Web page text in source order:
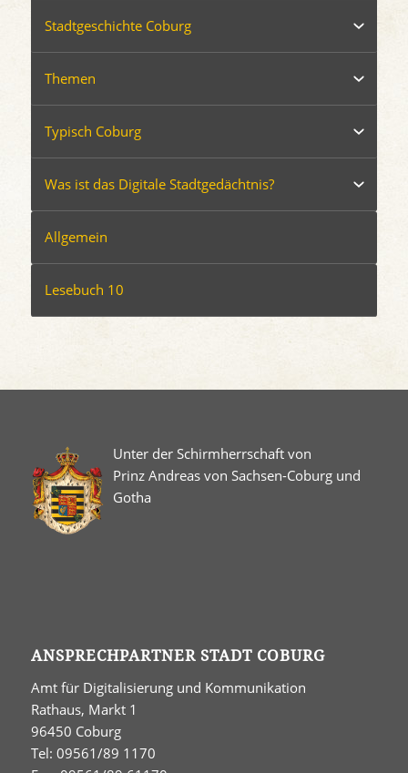
Stadtgeschichte Coburg
Themen
Typisch Coburg
Was ist das Digitale Stadtgedächtnis?
Allgemein
Lesebuch 10
Unter der Schirmherrschaft von
Prinz Andreas von Sachsen-Coburg und
Gotha
ANSPRECHPARTNER STADT COBURG
Amt für Digitalisierung und Kommunikation
Rathaus, Markt 1
96450 Coburg
Tel: 09561/89 1170